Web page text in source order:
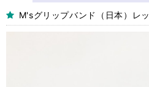
M'sグリップバンド（日本）レ